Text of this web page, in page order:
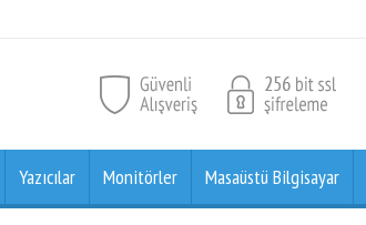
Yazıcılar Monitörler Masaüstü Bilgisayar